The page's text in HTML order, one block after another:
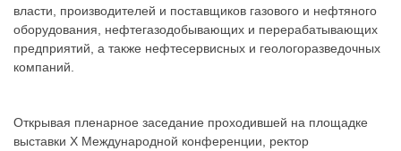
власти, производителей и поставщиков газового и нефтяного
оборудования, нефтегазодобывающих и перерабатывающих
предприятий, а также нефтесервисных и геологоразведочных
компаний.
Открывая пленарное заседание проходившей на площадке
выставки X Международной конференции, ректор